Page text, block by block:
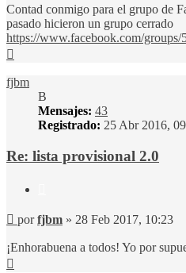
Contad conmigo para el grupo de
pasado hicieron un grupo cerrado
https://www.facebook.com/groups/
fjbm
B
Mensajes: 43
Registrado: 25 Abr 2016,
Re: lista provisional 2.0
Mensaje
porfjbm » 28 Feb 2017, 10:23
¡Enhorabuena a todos! Yo por